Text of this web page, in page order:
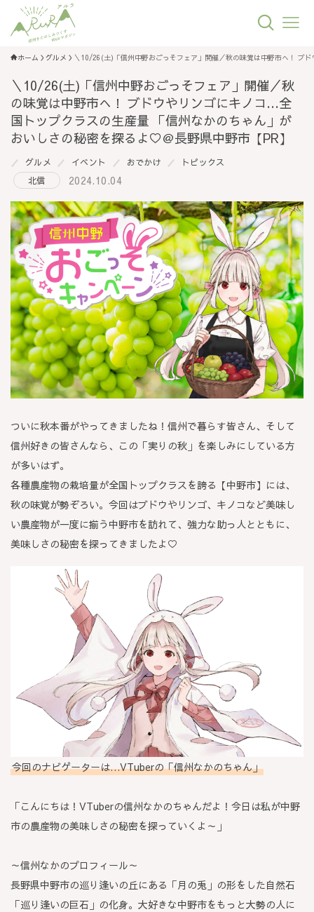
ホーム グルメ ＼10/26(土)「信州中野おごっそフェア」開催／秋の味覚は中野市へ！ ブ
＼10/26(土)「信州中野おごっそフェア」開催／秋
の味覚は中野市へ！ ブドウやリンゴにキノコ…全
国トップクラスの生産量 「信州なかのちゃん」が
おいしさの秘密を探るよ♡＠長野県中野市【PR】
グルメ イベント おでかけ
トピックス
北信
2024.10.04
ついに秋本番がやってきましたね！信州で暮らす皆さん、そして
信州好きの皆さんなら、この「実りの秋」を楽しみにしている方
が多いはず。
各種農産物の栽培量が全国トップクラスを誇る【中野市】には、
秋の味覚が勢ぞろい。今回はブドウやリンゴ、キノコなど美味し
い農産物が一度に揃う中野市を訪れて、強力な助っ人とともに、
美味しさの秘密を探ってきましたよ♡
今回のナビゲーターは…VTuberの「信州なかのちゃん」
「こんにちは！VTuberの信州なかのちゃんだよ！今日は私が中野
市の農産物の美味しさの秘密を探っていくよ～」
～信州なかのプロフィール～
長野県中野市の巡り逢いの丘にある「月の兎」の形をした自然石
「巡り逢いの巨石」の化身。大好きな中野市をもっと大勢の人に